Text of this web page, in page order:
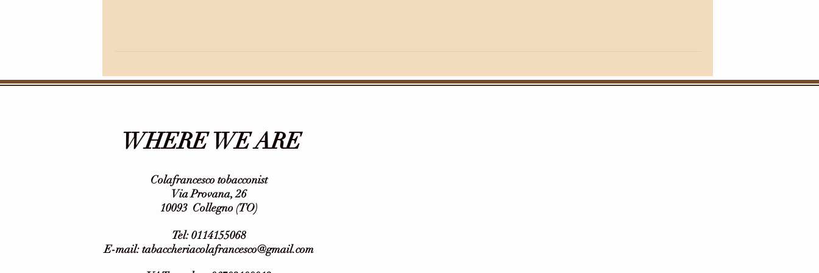
WHERE WE ARE
Colafrancesco tobacconist
Via Provana, 26
10093 Collegno (TO)
Tel: 0114155068
E-mail:tabaccheriacolafrancesco@gmail.com